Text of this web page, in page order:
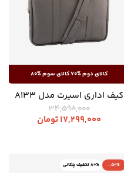
کیف اداری اسپرت مدل A133
34,598,000
17,299,000تومان
-50% 80% تخفیف پلکانی